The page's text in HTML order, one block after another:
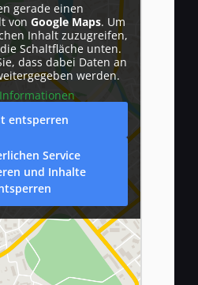
gerade einen
von Google Maps. Um
Inhalt zuzugreifen,
Schaltfläche unten.
dass dabei Daten an
werden.
entsperren
Service
und Inhalte